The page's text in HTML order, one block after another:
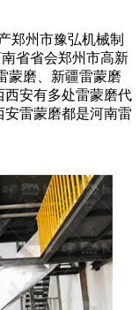
郑州市豫弘机械制
省省会郑州市高新
蒙磨、新疆雷蒙磨
西安有多处雷蒙磨代
安雷蒙磨都是河南雷